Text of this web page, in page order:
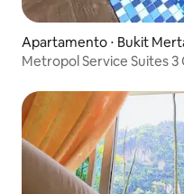
Apartamento ⋅ Bukit
Metropol Service Suites 3